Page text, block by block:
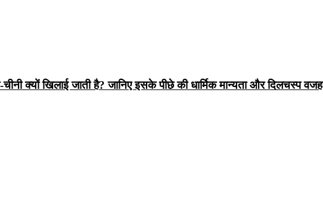
क्यों खिलाई जाती है? जानिए इसके पीछे की धार्मिक मान्यता और दिलचस्प वजह